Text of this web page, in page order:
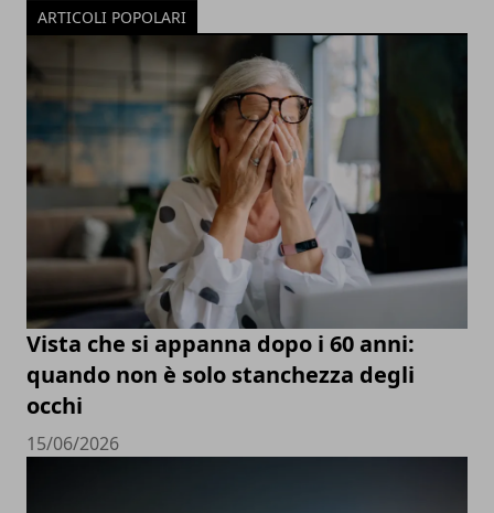
ARTICOLI POPOLARI
Vista che si appanna dopo i 60 anni:
quando non è solo stanchezza degli
occhi
15/06/2026